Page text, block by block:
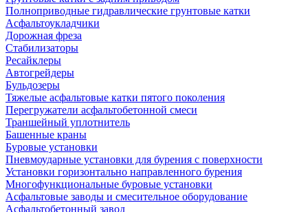
Полноприводные гидравлические грунтовые катки
Асфальтоукладчики
Дорожная фреза
Стабилизаторы
Ресайклеры
Автогрейдеры
Бульдозеры
Тяжелые асфальтовые катки пятого поколения
Перегружатели асфальтобетонной смеси
Траншейный уплотнитель
Башенные краны
Буровые установки
Пневмоударные установки для бурения с поверхности
Установки горизонтально направленного бурения
Многофункциональные буровые установки
Асфальтовые заводы и смесительное оборудование
Асфальтобетонный завод